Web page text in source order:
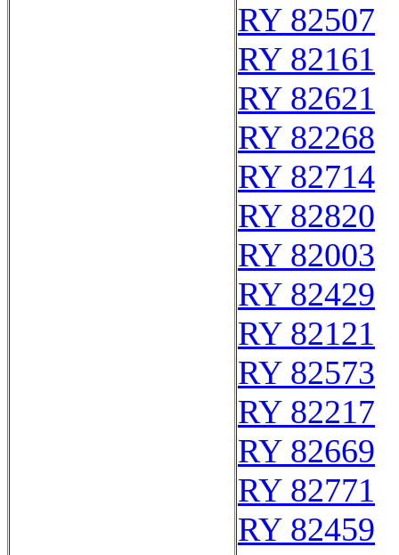
RY 82507
RY 82161
RY 82621
RY 82268
RY 82714
RY 82820
RY 82003
RY 82429
RY 82121
RY 82573
RY 82217
RY 82669
RY 82771
RY 82459